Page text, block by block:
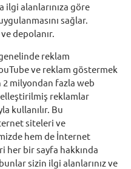
ilgi alanlarınıza göre
sağlar.
depolanır.
reklam
ve reklam göstermek
2 milyondan fazla web
reklamlar
kullanılır. Bu
siteleri ve
hem de İnternet
her bir sayfa hakkında
sizin ilgi alanlarınız ve